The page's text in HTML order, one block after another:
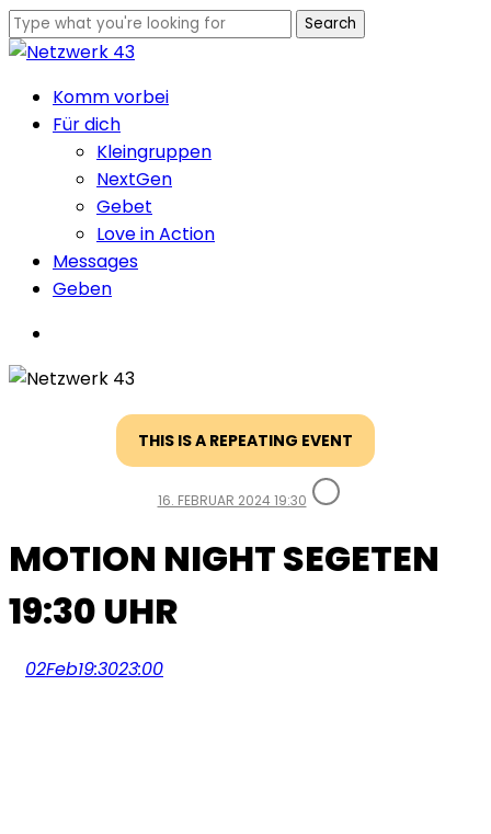
Skip
to
content
Search
Close
MenuKomm vorbei
Für dich
Kleingruppen
NextGen
Gebet
Love in Action
Messages
Geben
THIS IS A REPEATING EVENT
16. FEBRUAR 2024 19:30
MOTION NIGHT SEGETEN
19:30 UHR
02Feb19:3023:00